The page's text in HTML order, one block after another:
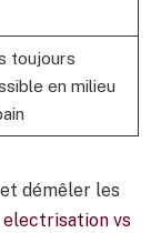
toujours
en milieu
démêler les
electrisation vs